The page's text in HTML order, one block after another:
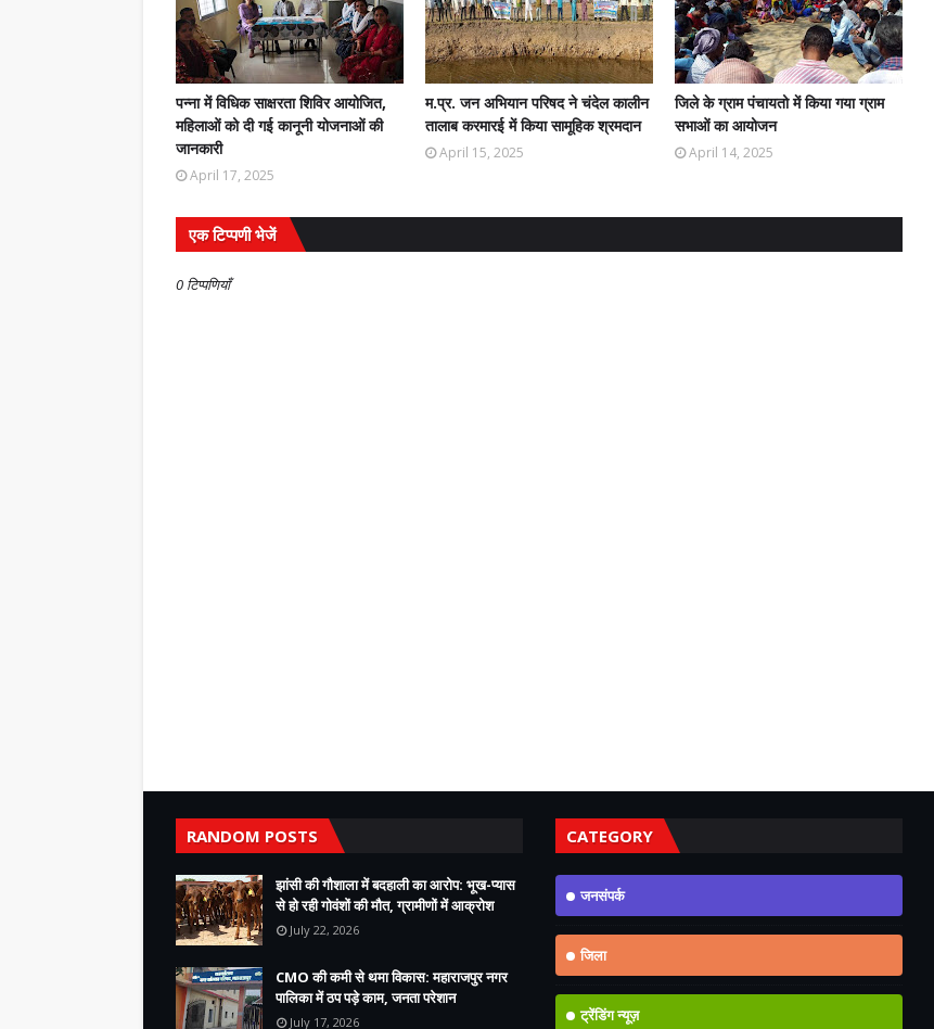
पन्ना में विधिक साक्षरता शिविर आयोजित,
महिलाओं को दी गई कानूनी योजनाओं की
जानकारी
April 17, 2025
म.प्र. जन अभियान परिषद ने चंदेल कालीन
तालाब करमारई में किया सामूहिक श्रमदान
April 15, 2025
जिले के ग्राम पंचायतो में किया गया ग्राम
सभाओं का आयोजन
April 14, 2025
एक टिप्पणी भेजें
0 टिप्पणियाँ
RANDOM POSTS
झांसी की गौशाला में बदहाली का आरोप: भूख-प्यास
से हो रही गोवंशों की मौत, ग्रामीणों में आक्रोश
July 22, 2026
CMO की कमी से थमा विकास: महाराजपुर नगर
पालिका में ठप पड़े काम, जनता परेशान
July 17, 2026
CATEGORY
जनसंपर्क
जिला
ट्रेंडिंग न्यूज़